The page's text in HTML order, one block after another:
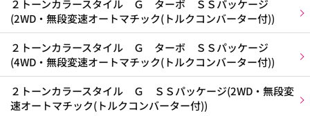
２トーンカラースタイル Ｇ ターボ ＳＳパッケージ
(2WD・無段変速オートマチック(トルクコンバーター付))
２トーンカラースタイル Ｇ ターボ ＳＳパッケージ
(4WD・無段変速オートマチック(トルクコンバーター付))
２トーンカラースタイル Ｇ ＳＳパッケージ(2WD・無段変
速オートマチック(トルクコンバーター付))